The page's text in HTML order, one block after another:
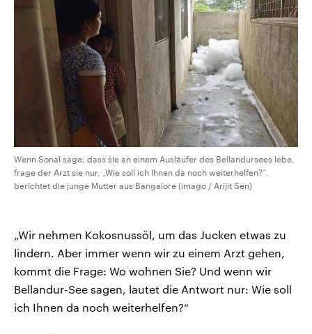
Wenn Sonal sage, dass sie an einem Ausläufer des Bellandursees lebe,
frage der Arzt sie nur, „Wie soll ich Ihnen da noch weiterhelfen?“,
berichtet die junge Mutter aus Bangalore (imago / Arijit Sen)
„Wir nehmen Kokosnussöl, um das Jucken etwas zu
lindern. Aber immer wenn wir zu einem Arzt gehen,
kommt die Frage: Wo wohnen Sie? Und wenn wir
Bellandur-See sagen, lautet die Antwort nur: Wie soll
ich Ihnen da noch weiterhelfen?“